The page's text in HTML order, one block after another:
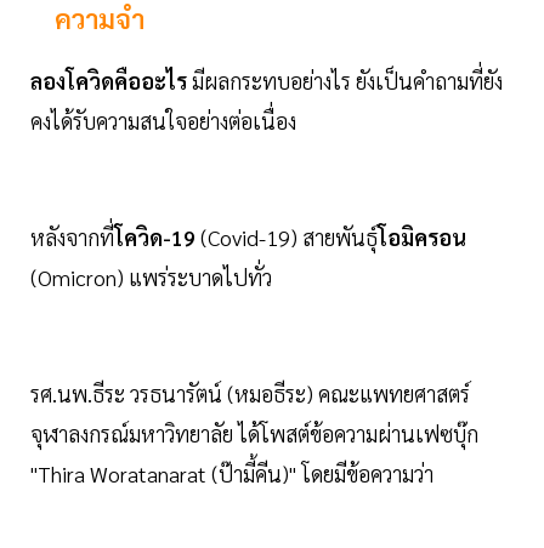
ความจำ
ลองโควิดคืออะไรมีผลกระทบอย่างไร ยังเป็นคำถามที่ยัง
คงได้รับความสนใจอย่างต่อเนื่อง
หลังจากที่โควิด-19 (Covid-19) สายพันธุ์โอมิครอน
(Omicron) แพร่ระบาดไปทั่ว
รศ.นพ.ธีระ วรธนารัตน์ (หมอธีระ) คณะแพทยศาสตร์
จุฬาลงกรณ์มหาวิทยาลัย ได้โพสต์ข้อความผ่านเฟซบุ๊ก
"Thira Woratanarat (ป๊ามี้คีน)" โดยมีข้อความว่า